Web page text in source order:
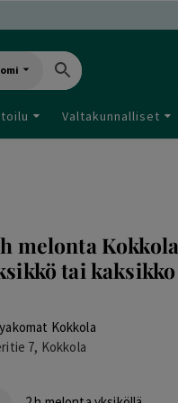
Valtakunnalliset
melonta
tai
Kokkola
7, Kokkola